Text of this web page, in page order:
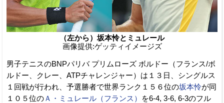
（左から）坂本怜とミュレール
画像提供:ゲッティイメージズ
男子テニスのBNPパリバ プリムローズ ボルドー（フランス/ボ
ルドー、クレー、ATPチャレンジャー）は１３日、シングルス
１回戦が行われ、予選勝者で世界ランク１５６位の坂本怜が同
１０５位のＡ・ミュレール（フランス）
を6-4, 3-6, 6-3のフル